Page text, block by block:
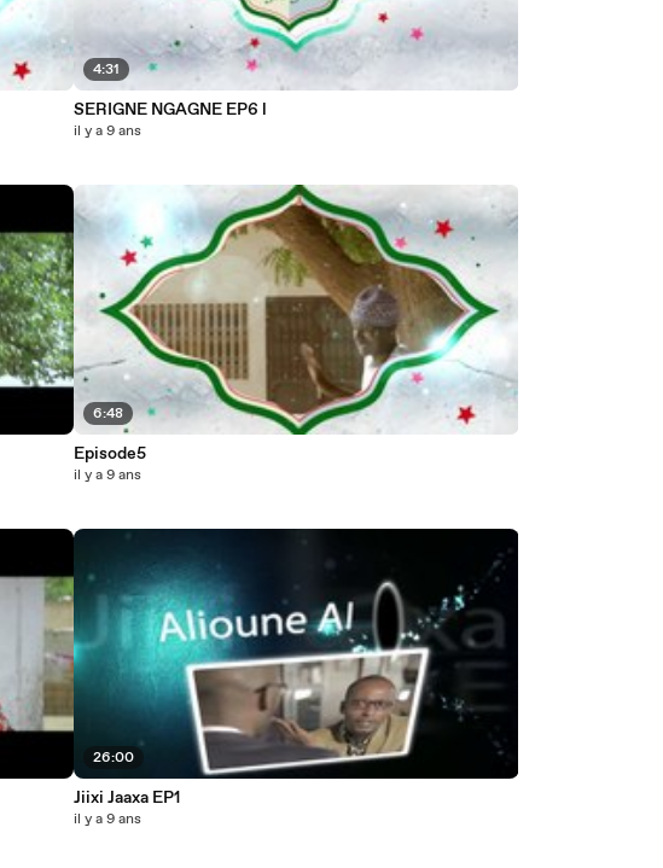
4:31
SERIGNE NGAGNE EP6 l
il y a 9 ans
6:48
Episode5
il y a 9 ans
26:00
Jiixi Jaaxa EP1
il y a 9 ans